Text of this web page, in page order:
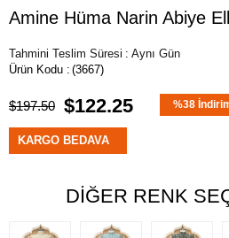
Amine Hüma Narin Abiye
Tahmini Teslim Süresi : Aynı Gün
(3667)
$197.50 $122.25 %38
KARGO BEDAVA
DIĞER RENK